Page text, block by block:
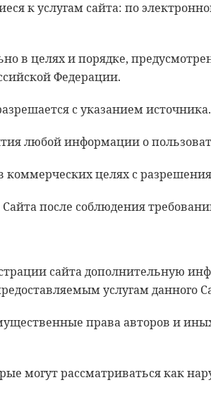
к услугам сайта: по
в целях и порядке,
Федерации.
с указанием источника.
любой информации о
коммерческих целях с
после соблюдения
сайта дополнительную
услугам данного
права авторов и
могут рассматриваться как